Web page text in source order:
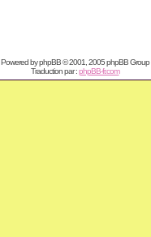
Powered byphpBB© 2001, 2005 phpBB Group
Traduction par :phpBB-fr.com